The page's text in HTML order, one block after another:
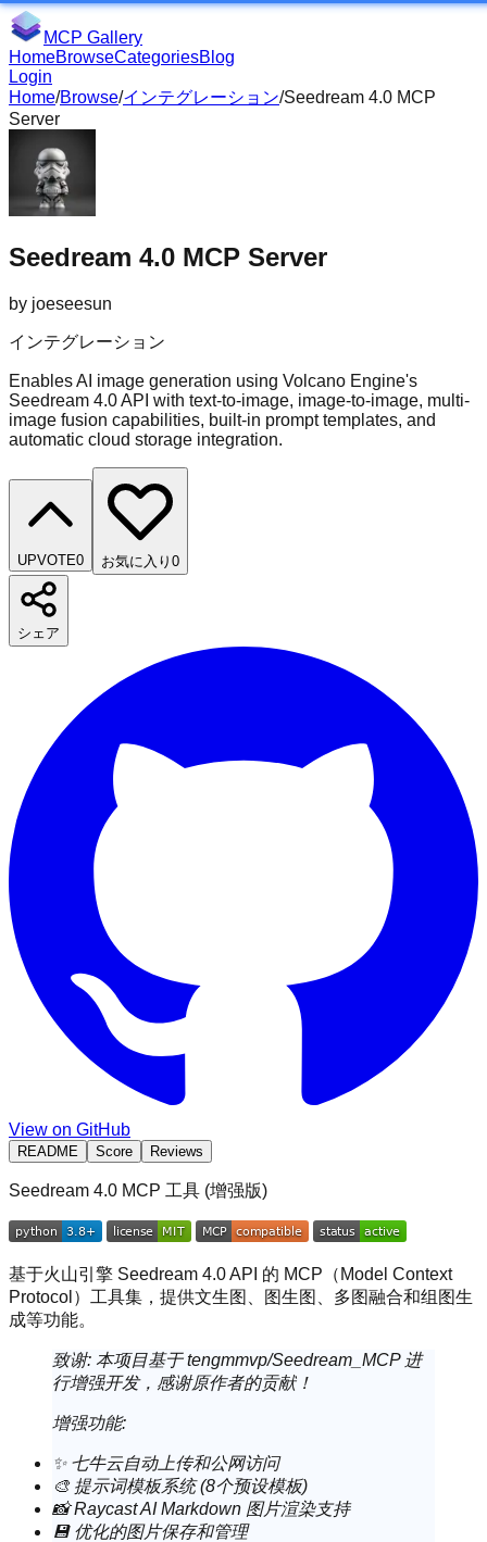
MCP Gallery
HomeBrowseCategoriesBlog
Login
Home/Browse/インテグレーション/Seedream 4.0 MCP
Server
Seedream 4.0 MCP Server
by joeseesun
インテグレーション
Enables AI image generation using Volcano Engine's
Seedream 4.0 API with text-to-image, image-to-image, multi-
image fusion capabilities, built-in prompt templates, and
automatic cloud storage integration.
UPVOTE0 お気に入り 0
シェア
View on GitHub
README Score Reviews
Seedream 4.0 MCP 工具 (增强版)
基于火山引擎 Seedream 4.0 API 的 MCP（Model Context
Protocol）工具集，提供文生图、图生图、多图融合和组图生
成等功能。
致谢: 本项目基于tengmmvp/Seedream_MCP进
行增强开发，感谢原作者的贡献！
增强功能:
✨ 七牛云自动上传和公网访问
🎨 提示词模板系统 (8个预设模板)
📸 Raycast AI Markdown 图片渲染支持
💾 优化的图片保存和管理